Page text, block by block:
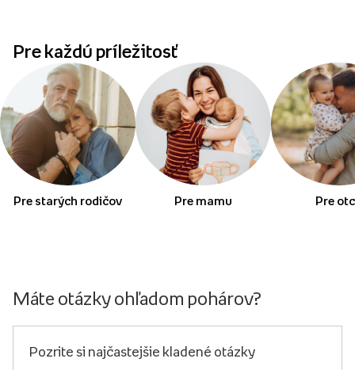
Pre každú príležitosť
Pre starých rodičov Pre mamu Pre
Máte otázky ohľadom pohárov?
Pozrite si najčastejšie kladené otázky